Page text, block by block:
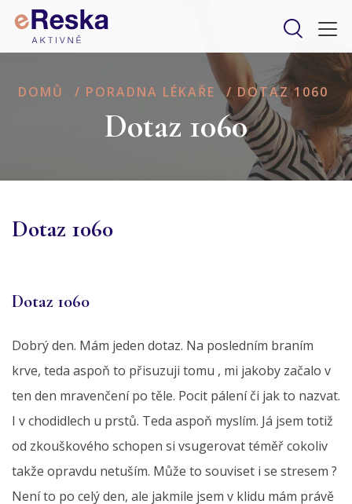
DOMŮ / PORADNA LÉKAŘE / DOTAZ 1060
Dotaz 1060
Dotaz 1060
Dotaz 1060
Dobrý den. Mám jeden dotaz. Na posledním braním
krve, teda aspoň to přisuzuji tomu , mi jakoby začalo v
ten den mravenčení po těle. Pocit pálení či jak to nazvat.
I v chodidlech u prstů. Teda aspoň myslím. Já jsem totiž
od zkouškového schopen si vsugerovat téměř cokoliv
takže opravdu netuším. Může to souviset i se stresem ?
Není to po celý den, ale jakmile jsem v klidu mám právě